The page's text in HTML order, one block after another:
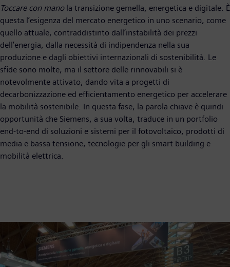
Toccare con manola transizione gemella, energetica e digitale. È
questa l’esigenza del mercato energetico in uno scenario, come
quello attuale, contraddistinto dall’instabilità dei prezzi
dell’energia, dalla necessità di indipendenza nella sua
produzione e dagli obiettivi internazionali di sostenibilità. Le
sfide sono molte, ma il settore delle rinnovabili si è
notevolmente attivato, dando vita a progetti di
decarbonizzazione ed efficientamento energetico per accelerare
la mobilità sostenibile. In questa fase, la parola chiave è quindi
opportunità che Siemens, a sua volta, traduce in un portfolio
end-to-end di soluzioni e sistemi per il fotovoltaico, prodotti di
media e bassa tensione, tecnologie per gli smart building e
mobilità elettrica.